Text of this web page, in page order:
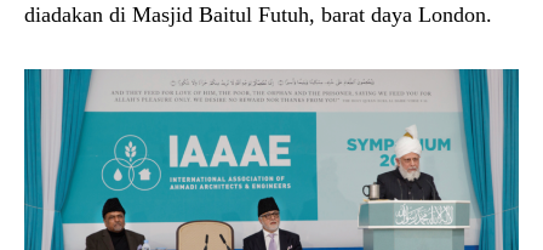
diadakan di Masjid Baitul Futuh, barat daya London.